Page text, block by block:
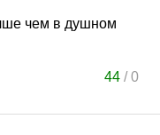
чем в душном
44 /0